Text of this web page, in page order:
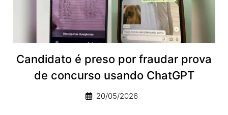
Candidato é preso por fraudar prova
de concurso usando ChatGPT
20/05/2026